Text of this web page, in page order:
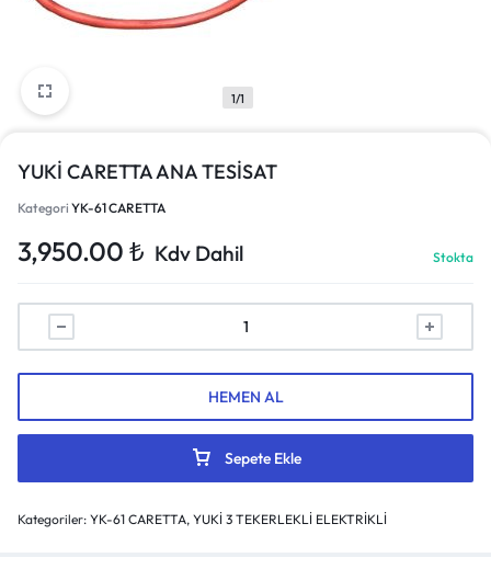
1/1
YUKİ CARETTA ANA TESİSAT
Kategori YK-61 CARETTA
3,950.00 ₺ Kdv Dahil Stokta
Sepete Ekle
HEMEN AL
Kategoriler: YK-61 CARETTA, YUKİ 3 TEKERLEKLİ ELEKTRİKLİ